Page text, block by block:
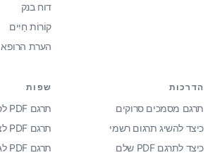
דוח בנק
קוֹרוֹת חַיִים
הערת הרופא
הדרכות
תרגם מסמכים סרוקים
כיצד להשיג תרגום רשמי
כיצד לתרגם PDF שלם
שפות
תרגם PDF לספרדית
תרגם PDF לצרפתית
תרגם PDF לגרמנית